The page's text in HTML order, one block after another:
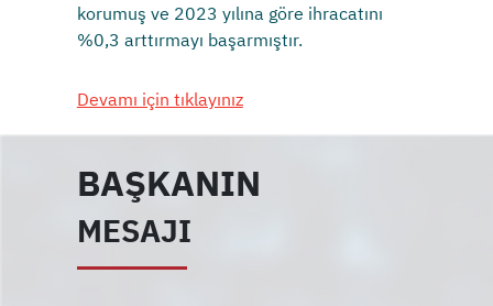
korumuş ve 2023 yılına göre ihracatını
%0,3 arttırmayı başarmıştır.
Devamı için tıklayınız
BAŞKANIN
MESAJI